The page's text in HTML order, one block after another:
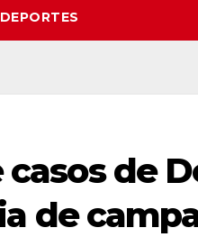
DEPORTES
de
de